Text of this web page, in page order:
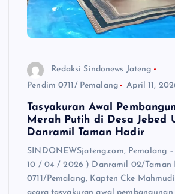
Redaksi Sindonews Jateng
Pendim 0711/ Pemalang
April 11,
Tasyakuran Awal
Merah Putih di Desa Jebed
Danramil Taman Hadir
SINDONEWSjateng.com, Pemalang
10 / 04 / 2026 ) Danramil 02/Taman
0711/Pemalang, Kapten Cke